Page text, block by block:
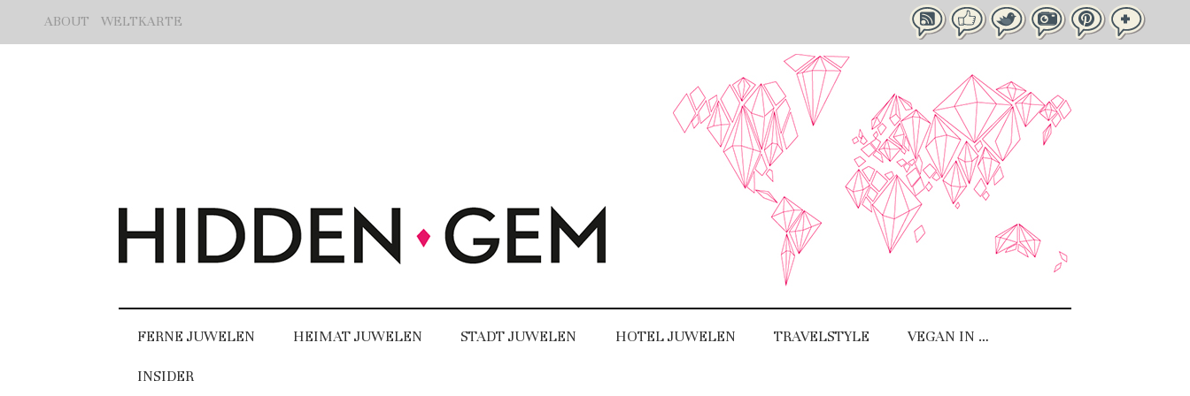
ABOUT WELTKARTE
FERNE JUWELEN HEIMAT JUWELEN STADT JUWELEN HOTEL JUWELEN TRAVELSTYLE VEGAN IN …
INSIDER